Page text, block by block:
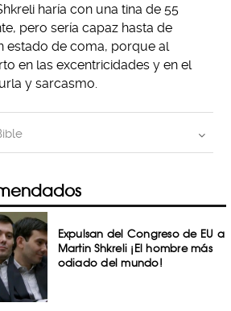
haría con una tina de 55
pero sería capaz hasta de
estado de coma, porque al
en las excentricidades y en el
y sarcasmo.
Expulsan del Congreso de EU a
Martin Shkreli ¡El hombre más
odiado del mundo!